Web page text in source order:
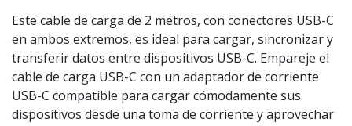
Este cable de carga de 2 metros, con conectores USB-C
en ambos extremos, es ideal para cargar, sincronizar y
transferir datos entre dispositivos USB-C. Empareje el
cable de carga USB-C con un adaptador de corriente
USB-C compatible para cargar cómodamente sus
dispositivos desde una toma de corriente y aprovechar